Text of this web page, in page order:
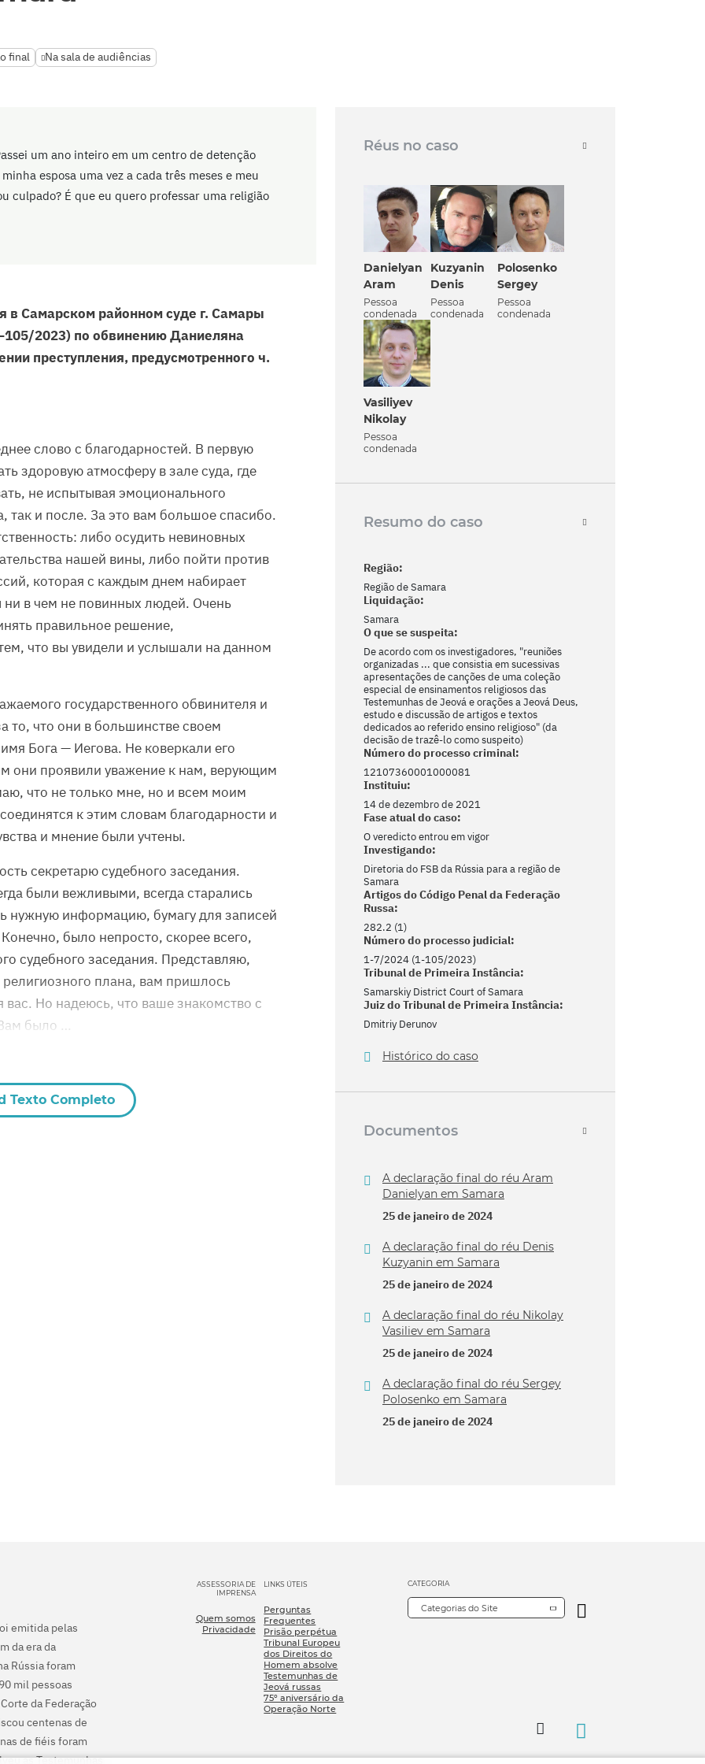
final Na sala de audiências
um ano inteiro em um centro de detenção
esposa uma vez a cada três meses e meu
culpado? É que eu quero professar uma religião
в Самарском районном суде г. Самары
2023) по обвинению Даниеляна
преступления, предусмотренного ч.
слово с благодарностей. В первую
здоровую атмосферу в зале суда, где
не испытывая эмоционального
так и после. За это вам большое спасибо.
либо осудить невиновных
нашей вины, либо пойти против
которая с каждым днем набирает
в чем не повинных людей. Очень
правильное решение,
что вы увидели и услышали на данном
государственного обвинителя и
то, что они в большинстве своем
Бога — Иегова. Не коверкали его
они проявили уважение к нам, верующим
что не только мне, но и всем моим
к этим словам благодарности и
и мнение были учтены.
секретарю судебного заседания.
были вежливыми, всегда старались
нужную информацию, бумагу для записей
было непросто, скорее всего,
судебного заседания. Представляю,
плана, вам пришлось
вас. Но надеюсь, что ваше знакомство с
было …
Texto Completo
Réus no caso
Danielyan
Aram
Pessoa
condenada
Kuzyanin
Denis
Pessoa
condenada
Polosenko
Sergey
Pessoa
condenada
Vasiliyev
Nikolay
Pessoa
condenada
Resumo do caso
Região:
Região de Samara
Liquidação:
Samara
O que se suspeita:
De acordo com os investigadores, "reuniões
organizadas ... que consistia em sucessivas
apresentações de canções de uma coleção
especial de ensinamentos religiosos das
Testemunhas de Jeová e orações a Jeová Deus,
estudo e discussão de artigos e textos
dedicados ao referido ensino religioso" (da
decisão de trazê-lo como suspeito)
Número do processo criminal:
12107360001000081
Instituiu:
14 de dezembro de 2021
Fase atual do caso:
O veredicto entrou em vigor
Investigando:
Diretoria do FSB da Rússia para a região de
Samara
Artigos do Código Penal da Federação
Russa:
282.2 (1)
Número do processo judicial:
1-7/2024 (1-105/2023)
Tribunal de Primeira Instância:
Samarskiy District Court of Samara
Juiz do Tribunal de Primeira Instância:
Dmitriy Derunov
Histórico do caso
Documentos
A declaração final do réu Aram
Danielyan em Samara
25 de janeiro de 2024
A declaração final do réu Denis
Kuzyanin em Samara
25 de janeiro de 2024
A declaração final do réu Nikolay
Vasiliev em Samara
25 de janeiro de 2024
A declaração final do réu Sergey
Polosenko em Samara
25 de janeiro de 2024
emitida pelas
da era da
Rússia foram
mil pessoas
da Federação
centenas de
de fiéis foram
as Testemunhas
ASSESSORIA DE
IMPRENSA
Quem somos
Privacidade
LINKS ÚTEIS
Perguntas
Frequentes
Prisão perpétua
Tribunal Europeu
dos Direitos do
Homem absolve
Testemunhas de
Jeová russas
75º aniversário da
Operação Norte
CATEGORIA
Categorias do Site